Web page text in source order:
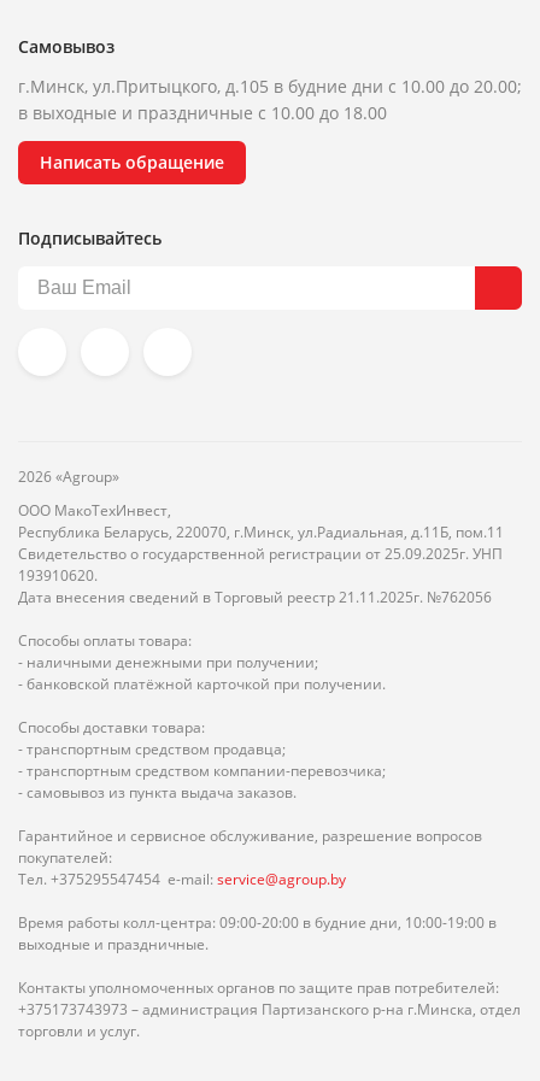
Самовывоз
г.Минск, ул.Притыцкого, д.105 в будние дни с 10.00 до 20.00;
в выходные и праздничные с 10.00 до 18.00
Написать обращение
Подписывайтесь
2026 «Agroup»
ООО МакоТехИнвест,
Республика Беларусь, 220070, г.Минск, ул.Радиальная, д.11Б, пом.11
Свидетельство о государственной регистрации от 25.09.2025г. УНП
193910620.
Дата внесения сведений в Торговый реестр 21.11.2025г. №762056
Способы оплаты товара:
- наличными денежными при получении;
- банковской платёжной карточкой при получении.
Способы доставки товара:
- транспортным средством продавца;
- транспортным средством компании-перевозчика;
- самовывоз из пункта выдача заказов.
Гарантийное и сервисное обслуживание, разрешение вопросов
покупателей:
Тел. +375295547454 e-mail: service@agroup.by
Время работы колл-центра: 09:00-20:00 в будние дни, 10:00-19:00 в
выходные и праздничные.
Контакты уполномоченных органов по защите прав потребителей:
+375173743973 – администрация Партизанского р-на г.Минска, отдел
торговли и услуг.